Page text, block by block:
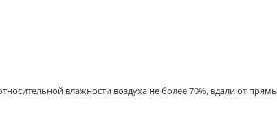
влажности воздуха не более 70%, вдали от